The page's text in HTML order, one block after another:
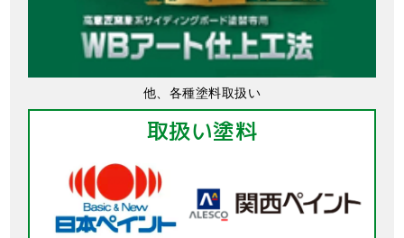
他、各種塗料取扱い
取扱い塗料